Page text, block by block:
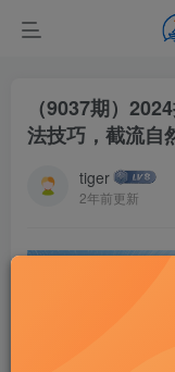
（9037期）
法技巧，截流自
tiger
2年前更新